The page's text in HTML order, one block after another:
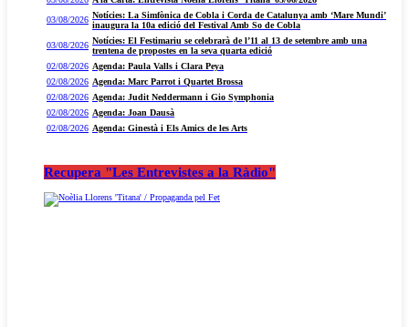
03/08/2026 Notícies: La Simfònica de Cobla i Corda de Catalunya amb ‘Mare Mundi’
inaugura la 10a edició del Festival Amb So de Cobla
03/08/2026 Notícies: El Festimariu se celebrarà de l’11 al 13 de setembre amb una
trentena de propostes en la seva quarta edició
02/08/2026 Agenda: Paula Valls i Clara Peya
02/08/2026 Agenda: Marc Parrot i Quartet Brossa
02/08/2026 Agenda: Judit Neddermann i Gio Symphonia
02/08/2026 Agenda: Joan Dausà
02/08/2026 Agenda: Ginestà i Els Amics de les Arts
Recupera "Les Entrevistes a la Ràdio"